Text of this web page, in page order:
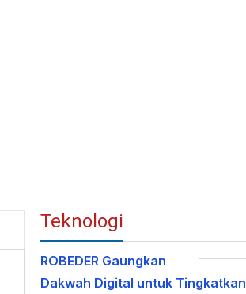
Teknologi
ROBEDER Gaungkan
Dakwah Digital untuk Tingkatkan